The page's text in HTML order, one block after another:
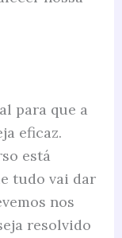
para que a
eficaz.
está
tudo vai dar
nos
resolvido